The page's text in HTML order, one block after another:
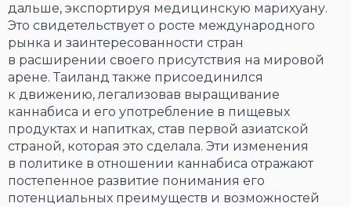
дальше, экспортируя медицинскую марихуану.
Это свидетельствует о росте международного
рынка и заинтересованности стран
в расширении своего присутствия на мировой
арене. Таиланд также присоединился
к движению, легализовав выращивание
каннабиса и его употребление в пищевых
продуктах и напитках, став первой азиатской
страной, которая это сделала. Эти изменения
в политике в отношении каннабиса отражают
постепенное развитие понимания его
потенциальных преимуществ и возможностей